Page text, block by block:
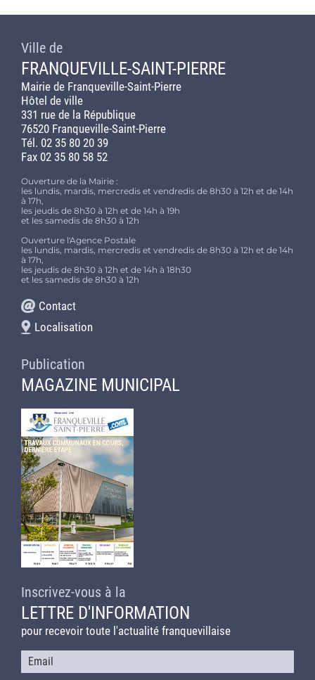
Ville de
FRANQUEVILLE-SAINT-PIERRE
Mairie de Franqueville-Saint-Pierre
Hôtel de ville
331 rue de la République
76520 Franqueville-Saint-Pierre
Tél. 02 35 80 20 39
Fax 02 35 80 58 52
Ouverture de la Mairie :
les lundis, mardis, mercredis et vendredis de 8h30 à 12h et de 14h
à 17h,
les jeudis de 8h30 à 12h et de 14h à 19h
et les samedis de 8h30 à 12h
Ouverture l'Agence Postale
les lundis, mardis, mercredis et vendredis de 8h30 à 12h et de 14h
à 17h,
les jeudis de 8h30 à 12h et de 14h à 18h30
et les samedis de 8h30 à 12h
Contact
Localisation
Publication
MAGAZINE MUNICIPAL
Inscrivez-vous à la
LETTRE D'INFORMATION
pour recevoir toute l'actualité franquevillaise
Courriel